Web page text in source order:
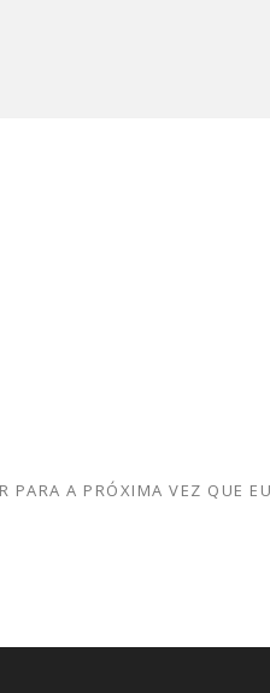
PARA A PRÓXIMA VEZ QUE